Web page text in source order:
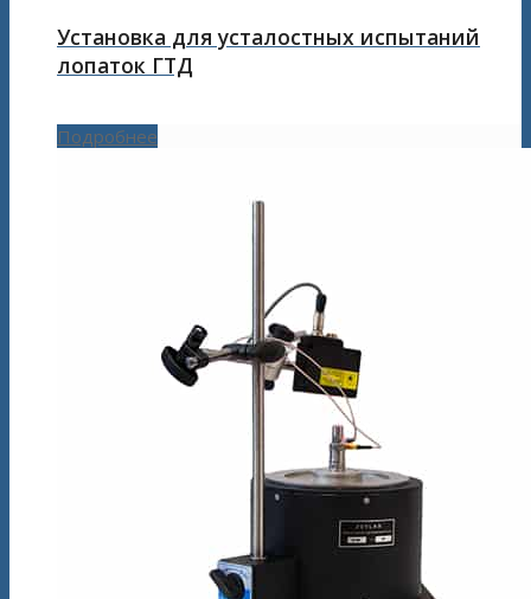
Установка для усталостных испытаний
лопаток ГТД
Подробнее